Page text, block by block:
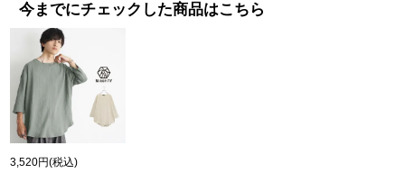
今までにチェックした商品はこちら
3,520円(税込)